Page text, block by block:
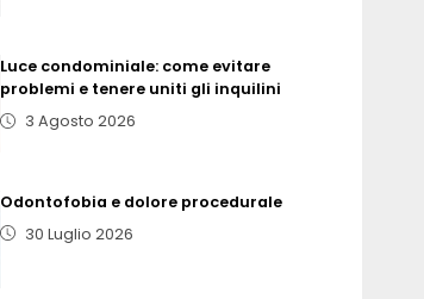
Luce condominiale: come evitare
problemi e tenere uniti gli inquilini
3 Agosto 2026
Odontofobia e dolore procedurale
30 Luglio 2026